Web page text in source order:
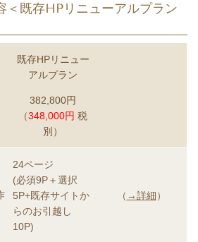
＜既存HPリニューアルプラン
既存HPリニュー
アルプラン
382,800円
（348,000円 税
別）
24ページ
(必須9P＋選択
5P+既存サイトか
らのお引越し
10P)
（ →詳細）